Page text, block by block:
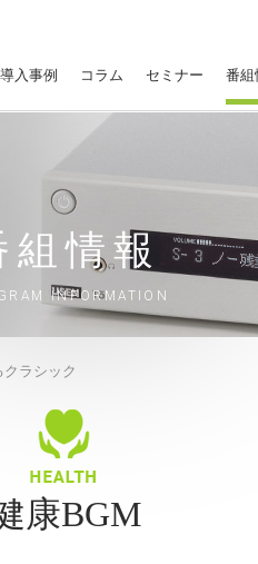
導入事例 コラム セミナー 番組
組情報
INFORMATION
クラシック
康BGM